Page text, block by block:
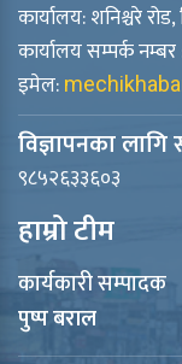
कार्यालय: शनिश्चरे रोड,
कार्यालय सम्पर्क
इमेल:
विज्ञापनका लागि
९८५२६३३६०३
हाम्रो टीम
कार्यकारी सम्पादक
पुष्प बराल